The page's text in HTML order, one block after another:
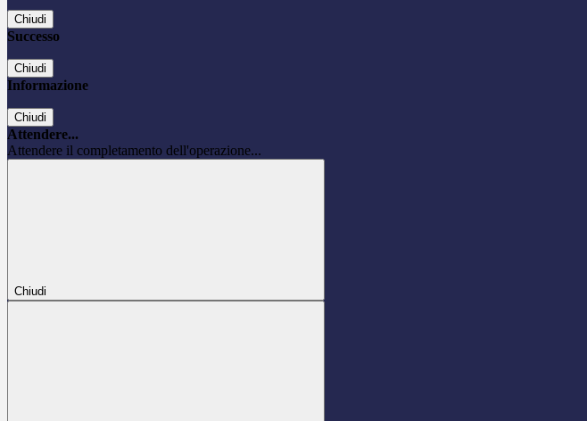
Chiudi
Successo
Chiudi
Informazione
Chiudi
Attendere...
Attendere il completamento dell'operazione...
Chiudi